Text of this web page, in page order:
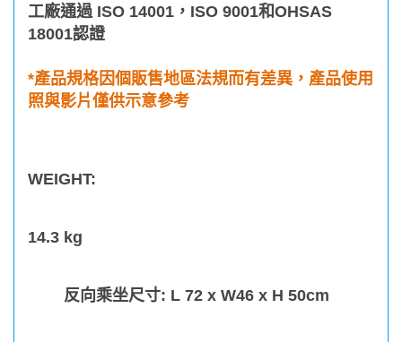
工廠通過 ISO 14001，ISO 9001和OHSAS
18001認證
*產品規格因個販售地區法規而有差異，產品使用
照與影片僅供示意參考
WEIGHT:
14.3 kg
反向乘坐尺寸: L 72 x W46 x H 50cm